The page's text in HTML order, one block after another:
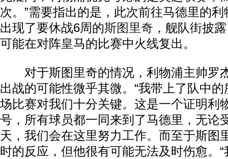
次。”需要指出的是，此次前往马德里的
出现了要休战6周的斯图里奇 ，舰队街披
可能在对阵皇马的比赛中火线复出。
对于斯图里奇的情况，利物浦主帅罗
出战的可能性微乎其微。“我带上了队中
场比赛对我们十分关键。这是一个证明利
号，所有球员都一同来到了马德里，无论
天，我们会在这里努力工作。而至于斯图
时的反应，但他很有可能无法及时伤愈。